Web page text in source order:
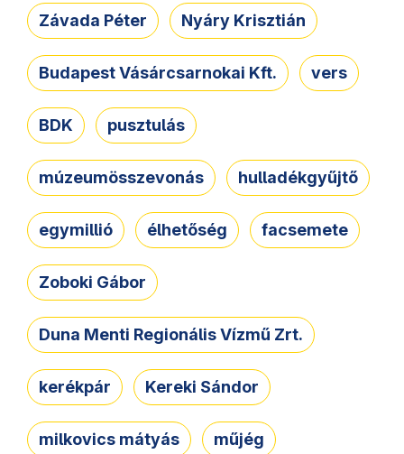
Závada Péter Nyáry Krisztián
Budapest Vásárcsarnokai Kft. vers
BDK pusztulás
múzeumösszevonás hulladékgyűjtő
egymillió élhetőség facsemete
Zoboki Gábor
Duna Menti Regionális Vízmű Zrt.
kerékpár Kereki Sándor
milkovics mátyás műjég